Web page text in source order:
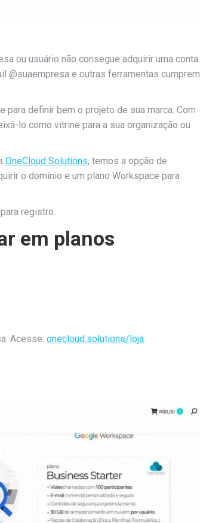
ou usuário não consegue adquirir uma conta
@suaempresa e outras ferramentas cumprem
definir bem o projeto de sua marca. Com
lo como vitrine para a sua organização ou
OneCloud Solutions, temos a opção de
o domínio e um plano Workspace para
registro.
em planos
Acesse: onecloud.solutions/loja